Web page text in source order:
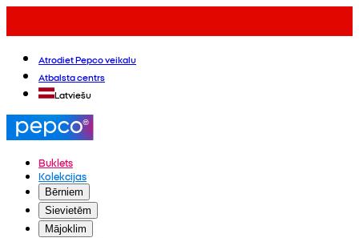
Atrodiet Pepco veikalu
Atbalsta centrs
Latviešu
Buklets
Kolekcijas
Bērniem
Sievietēm
Mājoklim